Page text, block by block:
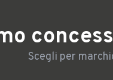
Scegli per